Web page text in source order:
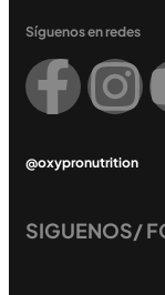
Síguenos en redes
@oxypronutrition
SIGUENOS/